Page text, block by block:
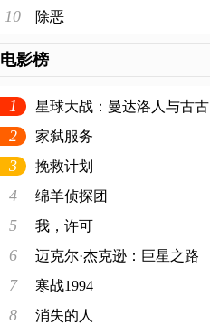
10 除恶
电影榜
1 星球大战：曼达洛人与古古
2 家弑服务
3 挽救计划
4 绵羊侦探团
5 我，许可
6 迈克尔·杰克逊：巨星之路
7 寒战1994
8 消失的人